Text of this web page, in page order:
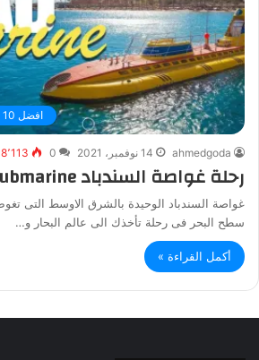
افضل 10 رحلات في مدينة الغردقة
ahmedgoda 14 نوفمبر، 2021 0 8٬113
رحلة غواصة السندباد Sindbad Submarine
سطح البحر فى رحلة تأخذك الى عالم البحار و…
أكمل القراءة »